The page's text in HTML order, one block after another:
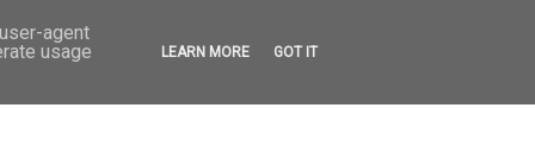
agent
usage
LEARN MORE GOT IT